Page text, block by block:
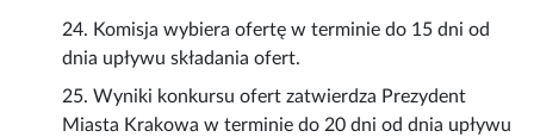
24. Komisja wybiera ofertę w terminie do 15 dni od
dnia upływu składania ofert.
25. Wyniki konkursu ofert zatwierdza Prezydent
Miasta Krakowa w terminie do 20 dni od dnia upływu